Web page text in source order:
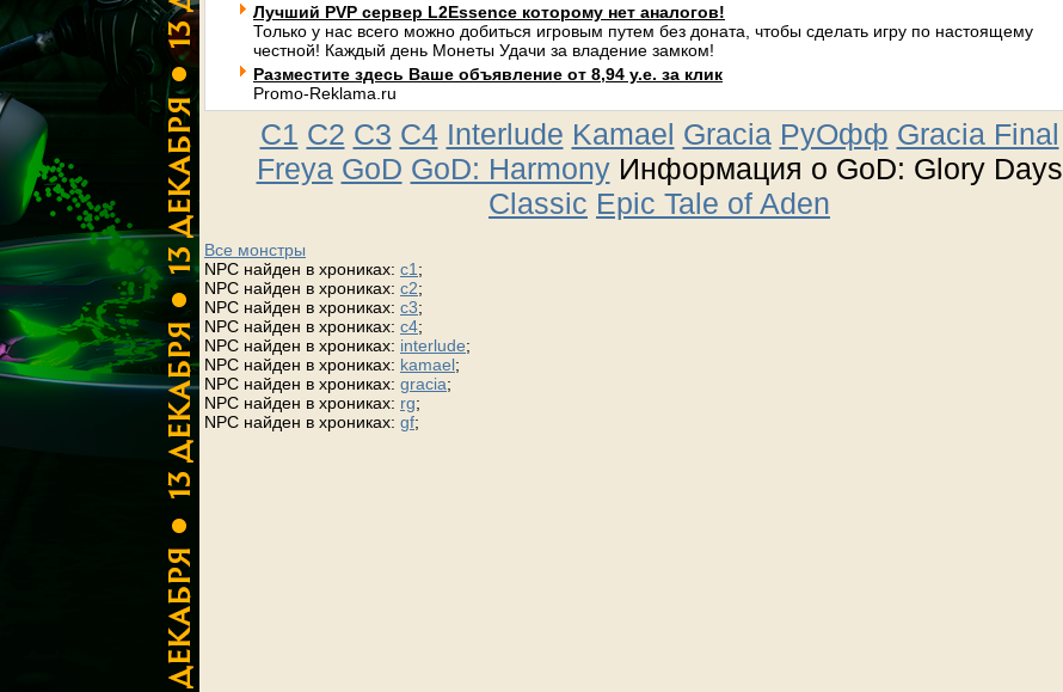
Лучший PVP сервер L2Essence которому нет аналогов!
Только у нас всего можно добиться игровым путем без доната, чтобы сделать игру по настоящему
честной! Каждый день Монеты Удачи за владение замком!
Разместите здесь Ваше объявление от 8,94 у.е. за клик
Promo-Reklama.ru
C1 C2 C3 C4 Interlude Kamael Gracia РуОфф Gracia Final
Freya GoD GoD: HarmonyИнформация о GoD: Glory Days
Classic Epic Tale of Aden
Все монстры
NPC найден в хрониках: c1 ;
NPC найден в хрониках: c2;
NPC найден в хрониках: c3;
NPC найден в хрониках: c4;
NPC найден в хрониках: interlude;
NPC найден в хрониках: kamael;
NPC найден в хрониках: gracia;
NPC найден в хрониках: rg;
NPC найден в хрониках: gf;